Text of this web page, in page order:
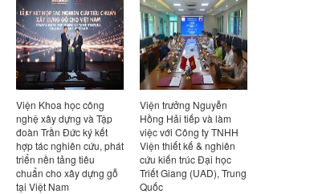
Viện Khoa học công
nghệ xây dựng và Tập
đoàn Trần Đức ký kết
hợp tác nghiên cứu, phát
triển nền tảng tiêu
chuẩn cho xây dựng gỗ
tại Việt Nam
Viện trưởng Nguyễn
Hồng Hải tiếp và làm
việc với Công ty TNHH
Viện thiết kế & nghiên
cứu kiến trúc Đại học
Triết Giang (UAD), Trung
Quốc